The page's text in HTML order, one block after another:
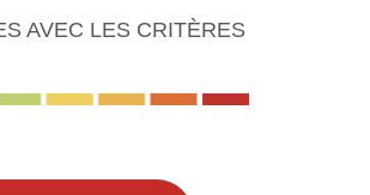
AVEC LES CRITÈRES